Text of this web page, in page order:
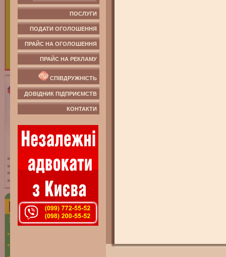
ПОСЛУГИ
ПОДАТИ ОГОЛОШЕННЯ
ПРАЙС НА ОГОЛОШЕННЯ
ПРАЙС НА РЕКЛАМУ
СПІВДРУЖНІСТЬ
ДОВІДНИК ПІДПРИЄМСТВ
КОНТАКТИ